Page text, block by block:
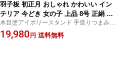
羽子板 初正月 おしゃれ かわいい イン
テリア 今どき 女の子 上品 8号 正絹 つ
まみ 細工 くすみピンク 初節句 増村人
形店 MMN1682
木目塗アイボリースタンド 手造りつまみ細
工 水引 雲立涌 パール風
19,980 円 送料無料